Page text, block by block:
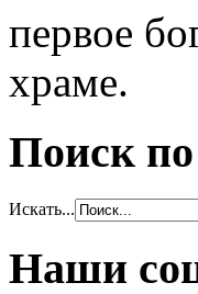
первое
храме.
Поиск по
Искать...
Наши